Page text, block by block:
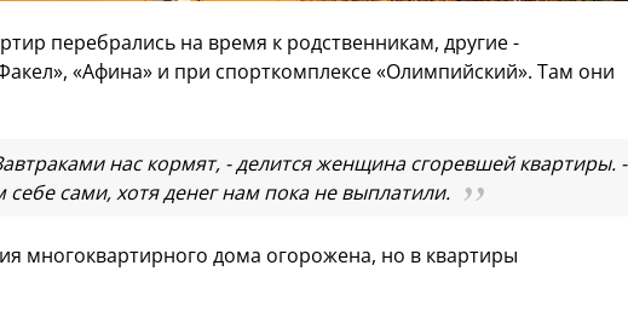
перебрались на время к родственникам, другие -
«Афина» и при спорткомплексе «Олимпийский». Там они
нас кормят, - делится женщина сгоревшей квартиры. -
сами, хотя денег нам пока не выплатили.
многоквартирного дома огорожена, но в квартиры